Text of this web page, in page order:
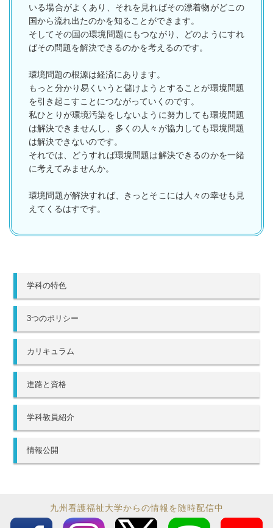
いる場合がよくあり、それを見ればその漂着物がどこの
国から流れ出たのかを知ることができます。
そしてその国の環境問題にもつながり、どのようにすれ
ばその問題を解決できるのかを考えるのです。
環境問題の根源は経済にあります。
もっと分かり易くいうと儲けようとすることが環境問題
を引き起こすことにつながっていくのです。
私ひとりが環境汚染をしないように努力しても環境問題
は解決できませんし、多くの人々が協力しても環境問題
は解決できないのです。
それでは、どうすれば環境問題は解決できるのかを一緒
に考えてみませんか。
環境問題が解決すれば、きっとそこには人々の幸せも見
えてくるはすです。
学科の特色
3つのポリシー
カリキュラム
進路と資格
学科教員紹介
情報公開
九州看護福祉大学からの情報を随時配信中